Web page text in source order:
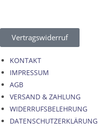
Vertragswiderruf
KONTAKT
IMPRESSUM
AGB
VERSAND & ZAHLUNG
WIDERRUFSBELEHRUNG
DATENSCHUTZERKLÄRUNG